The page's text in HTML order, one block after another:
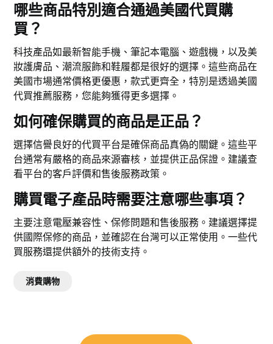
哪些商品特別適合通過美國代買購
買？
科技產品如最新智能手機、筆記本電腦、遊戲機，以及美
妝護膚品、潮流服飾和鞋履都是很好的選擇。這些商品在
美國市場通常價格更優惠，款式更齊全，特別是透過美國
代買推薦服務，您能夠獲得更多選擇。
如何確保購買的商品是正品？
選擇信譽良好的代買平台是確保商品真偽的關鍵。這些平
台通常有嚴格的商品來源審核，並提供正品保證。建議查
看平台的客戶評價和售後服務政策。
購買電子產品時需要注意哪些事項？
主要注意電壓兼容性、保修問題和售後服務。建議選擇提
供國際保修的商品，並確認在台灣可以正常使用。一些代
買服務還提供額外的技術支持。
消費購物